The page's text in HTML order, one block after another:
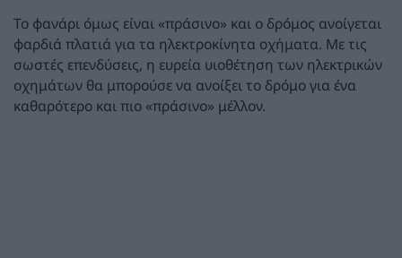
Το φανάρι όμως είναι «πράσινο» και ο δρόμος ανοίγεται
φαρδιά πλατιά για τα ηλεκτροκίνητα οχήματα. Με τις
σωστές επενδύσεις, η ευρεία υιοθέτηση των ηλεκτρικών
οχημάτων θα μπορούσε να ανοίξει το δρόμο για ένα
καθαρότερο και πιο «πράσινο» μέλλον.